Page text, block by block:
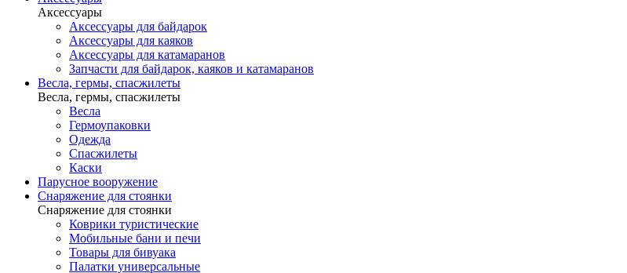
Аксессуары
Аксессуары для байдарок
Аксессуары для каяков
Аксессуары для катамаранов
Запчасти для байдарок, каяков и катамаранов
Весла, гермы, спасжилеты
Весла, гермы, спасжилеты
Весла
Гермоупаковки
Одежда
Спасжилеты
Каски
Парусное вооружение
Снаряжение для стоянки
Снаряжение для стоянки
Коврики туристические
Мобильные бани и печи
Товары для бивуака
Палатки универсальные